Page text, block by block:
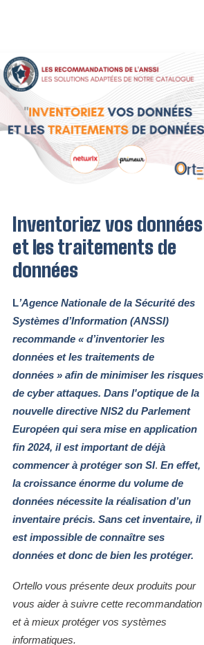
Inventoriez vos données
et les traitements de
données
L’Agence Nationale de la Sécurité des
Systèmes d’Information (ANSSI)
recommande « d’inventorier les
données et les traitements de
données » afin de minimiser les risques
de cyber attaques. Dans l'optique de la
nouvelle directive NIS2 du Parlement
Européen qui sera mise en application
fin 2024, il est important de déjà
commencer à protéger son SI. En effet,
la croissance énorme du volume de
données nécessite la réalisation d’un
inventaire précis. Sans cet inventaire, il
est impossible de connaître ses
données et donc de bien les protéger.
Ortello vous présente deux produits pour
vous aider à suivre cette recommandation
et à mieux protéger vos systèmes
informatiques.